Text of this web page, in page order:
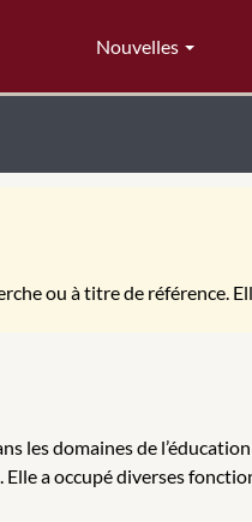
Nouvelles
ou à titre de référence.
les domaines de
Elle a occupé diverses